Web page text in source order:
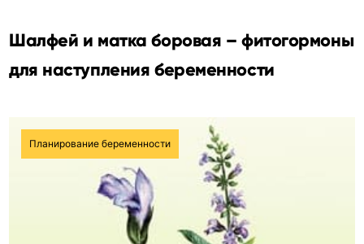
Шалфей и матка боровая – фитогормоны
для наступления беременности
Планирование беременности